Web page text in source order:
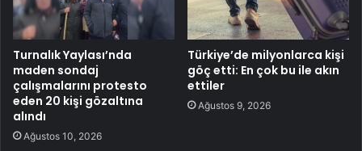
Turnalık Yaylası’nda
maden sondaj
çalışmalarını protesto
eden 20 kişi gözaltına
alındı
Ağustos 10, 2026
Türkiye’de milyonlarca kişi
göç etti: En çok bu ile akın
ettiler
Ağustos 9, 2026